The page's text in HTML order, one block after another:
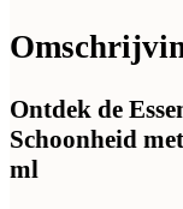
Ontdek de
Schoonheid
ml